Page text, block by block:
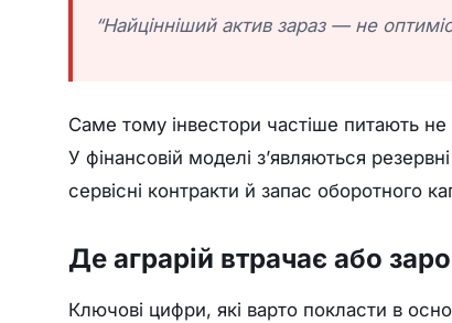
“Найцінніший актив зараз — не
Саме тому інвестори частіше питають
У фінансовій моделі з’являються
сервісні контракти й запас оборотного
Де аграрій втрачає або
Ключові цифри, які варто покласти в